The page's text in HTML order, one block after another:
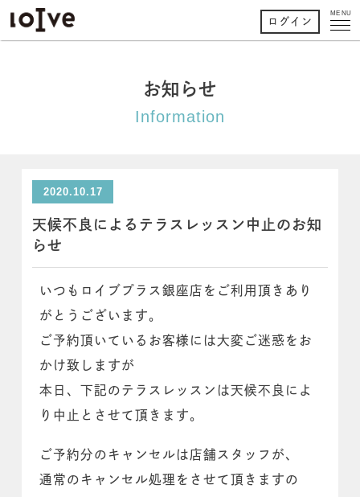
MENU
ログイン
お知らせ
Information
2020.10.17
天候不良によるテラスレッスン中止のお知
らせ
いつもロイブプラス銀座店をご利用頂きあり
がとうございます。
ご予約頂いているお客様には大変ご迷惑をお
かけ致しますが
本日、下記のテラスレッスンは天候不良によ
り中止とさせて頂きます。
ご予約分のキャンセルは店舗スタッフが、
通常のキャンセル処理をさせて頂きますの